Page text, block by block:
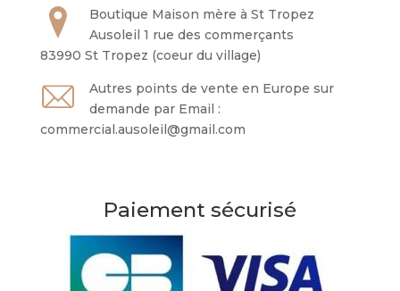
Boutique Maison mère à St Tropez
Ausoleil 1 rue des commerçants
83990 St Tropez (coeur du village)
Autres points de vente en Europe sur
demande par Email :
commercial.ausoleil@gmail.com
Paiement sécurisé